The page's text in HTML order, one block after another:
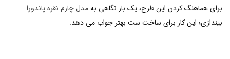
برای هماهنگ کردن این طرح، یک بار نگاهی بهمدل چارم نقره پاندورا
بیندازی؛ این کار برای ساخت ست بهتر جواب می دهد.